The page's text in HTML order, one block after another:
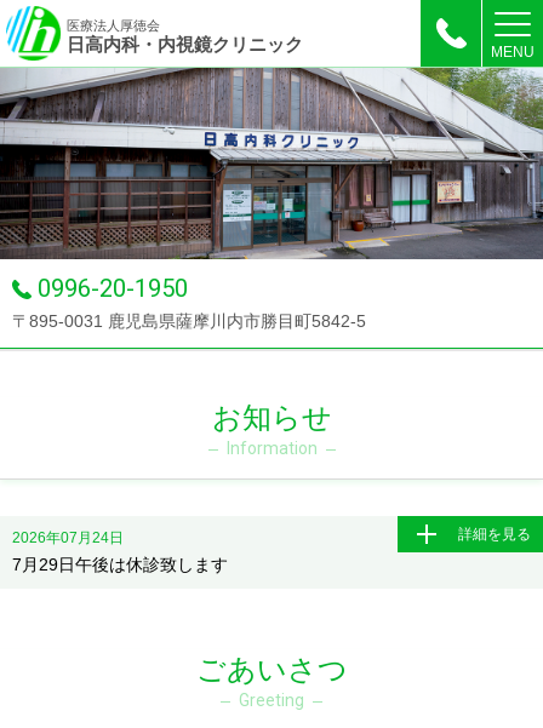
医療法人厚徳会
日高内科・内視鏡クリニック MENU
0996-20-1950
〒895-0031 鹿児島県薩摩川内市勝目町5842-5
お知らせ
Information
2026年07月24日
7月29日午後は休診致します
詳細を見る
ごあいさつ
Greeting